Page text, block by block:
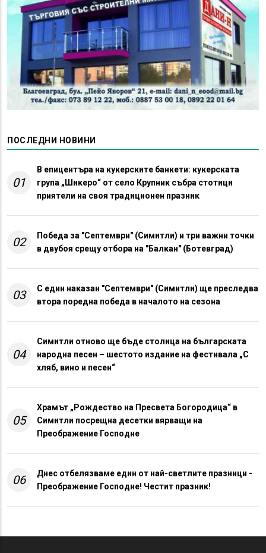
ПОСЛЕДНИ НОВИНИ
01
В епицентъра на кукерските банкети: кукерската
група „Шикеро“ от село Крупник събра стотици
приятели на своя традиционен празник
02
Победа за "Септември" (Симитли) и три важни точки
в двубоя срещу отбора на "Балкан" (Ботевград)
03
С един наказан "Септември" (Симитли) ще преследва
втора поредна победа в началото на сезона
04
Симитли отново ще бъде столица на българската
народна песен – шестото издание на фестивала „С
хляб, вино и песен“
05
Храмът „Рождество на Пресвета Богородица“ в
Симитли посрещна десетки вярващи на
Преображение Господне
06
Днес отбелязваме един от най-светлите празници -
Преображение Господне! Честит празник!